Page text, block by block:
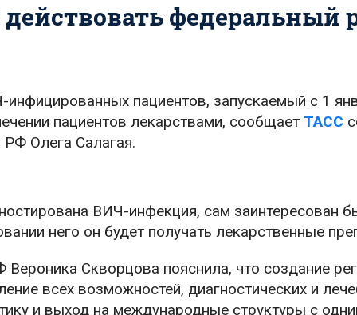
федеральный
пациентов, запускаемый с 1
пациентов лекарствами, сообщает ТАСС
Олега Салагая.
ВИЧ-инфекция, сам заинтересован
него он будет получать лекарственные
Скворцова пояснила, что создание
всех возможностей, диагностических и
и выход на международные структуры с